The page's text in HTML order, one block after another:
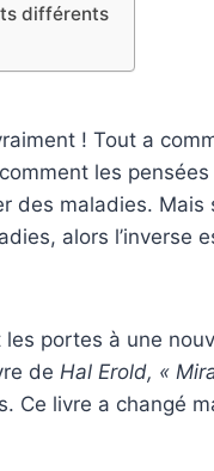
différents
! Tout a
les
des maladies.
alors l’inverse
portes à une
de Hal Erold, «
Ce livre a changé